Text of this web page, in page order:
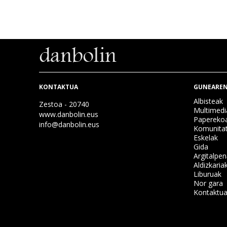
KONTAKTUA
Zestoa - 20740
www.danbolin.eus
info@danbolin.eus
Albisteak
Eskelak
Gida
Liburuak
Nor gara
Kontaktua